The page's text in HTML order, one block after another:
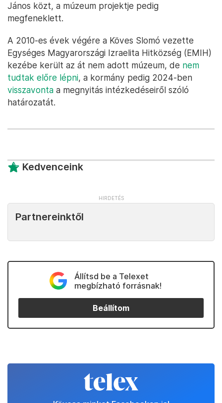
János közt, a múzeum projektje pedig
megfeneklett.
A 2010-es évek végére a Köves Slomó vezette
Egységes Magyarországi Izraelita Hitközség (EMIH)
kezébe került az át nem adott múzeum, de nem
tudtak előre lépni, a kormány pedig 2024-ben
visszavonta a megnyitás intézkedéseiről szóló
határozatát.
Kedvenceink
Partnereinktől
Állítsd be a Telexet
megbízható forrásnak!
Beállítom